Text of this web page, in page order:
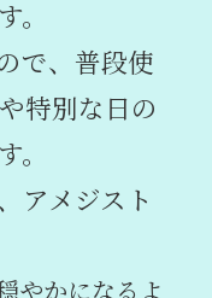
。
で、普段使
特別な日の
。
アメジスト